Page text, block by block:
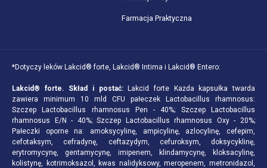
Farmacja Praktyczna
*Dotyczy leków Lakcid® forte, Lakcid® Intima i Lakcid® Entero:
Lakcid® forte. Skład i postać:Lakcid forte Każda kapsułka twarda
zawiera minimum 10 mld CFU pałeczek Lactobacillus rhamnosus:
Szczep Lactobacillus rhamnosus Pen - 40%; Szczep Lactobacillus
rhamnosus E/N - 40%; Szczep Lactobacillus rhamnosus Oxy - 20%;
Pałeczki oporne na: amoksycylinę, ampicylinę, azlocylinę, cefepim,
cefotaksym, cefradynę, ceftazydym, cefuroksym, doksycyklinę,
erytromycynę, gentamycynę, imipenem, klindamycynę, kloksacylinę,
kolistynę, kotrimoksazol, kwas nalidyksowy, meropenem, metronidazol,